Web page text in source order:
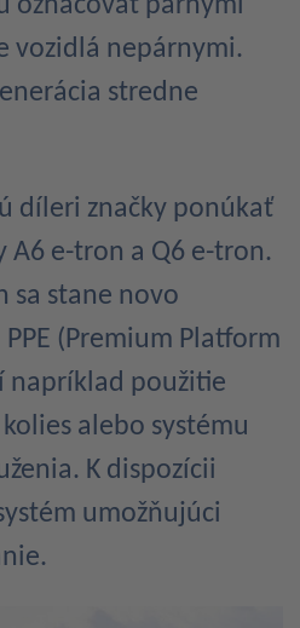
vozidlá nepárnymi.
stredne
díleri značky ponúkať
e-tron a Q6 e-tron.
sa stane novo
(Premium Platform
napríklad použitie
alebo systému
K dispozícii
umožňujúci